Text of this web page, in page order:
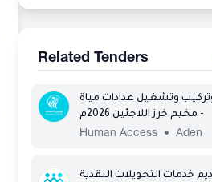
Related Tenders
وتشغيل عدادات مياة
- مخيم خرز اللاجئين 2026م
Human Access
• Aden
خدمات التحويلات النقدية